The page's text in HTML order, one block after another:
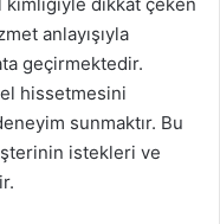
anlayışıyla
geçirmektedir.
hissetmesini
sunmaktır. Bu
istekleri ve